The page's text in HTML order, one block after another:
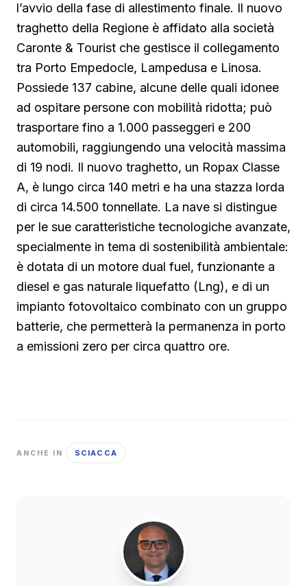
l’avvio della fase di allestimento finale. Il nuovo
traghetto della Regione è affidato alla società
Caronte & Tourist che gestisce il collegamento
tra Porto Empedocle, Lampedusa e Linosa.
Possiede 137 cabine, alcune delle quali idonee
ad ospitare persone con mobilità ridotta; può
trasportare fino a 1.000 passeggeri e 200
automobili, raggiungendo una velocità massima
di 19 nodi. Il nuovo traghetto, un Ropax Classe
A, è lungo circa 140 metri e ha una stazza lorda
di circa 14.500 tonnellate. La nave si distingue
per le sue caratteristiche tecnologiche avanzate,
specialmente in tema di sostenibilità ambientale:
è dotata di un motore dual fuel, funzionante a
diesel e gas naturale liquefatto (Lng), e di un
impianto fotovoltaico combinato con un gruppo
batterie, che permetterà la permanenza in porto
a emissioni zero per circa quattro ore.
ANCHE IN SCIACCA